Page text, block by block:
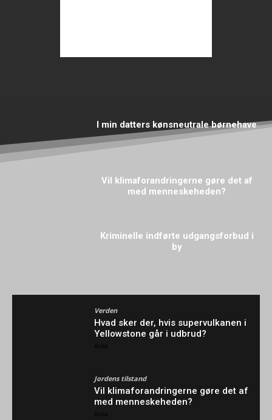
I min datters kønsneutrale børnehave
Vil klimaforandringerne gøre det af
med menneskeheden?
Kriminelle indførte udgangsforbud i
by
Verden
Hvad sker der, hvis supervulkanen i
Yellowstone går i udbrud?
Avisa
Jordens tilstand
Vil klimaforandringerne gøre det af
med menneskeheden?
Avisa